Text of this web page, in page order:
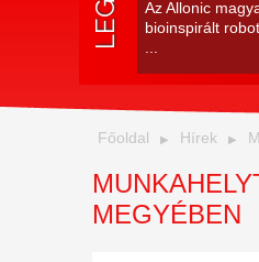
Az Allonic
bioinspirált
Főoldal Hírek
MEGYÉBEN